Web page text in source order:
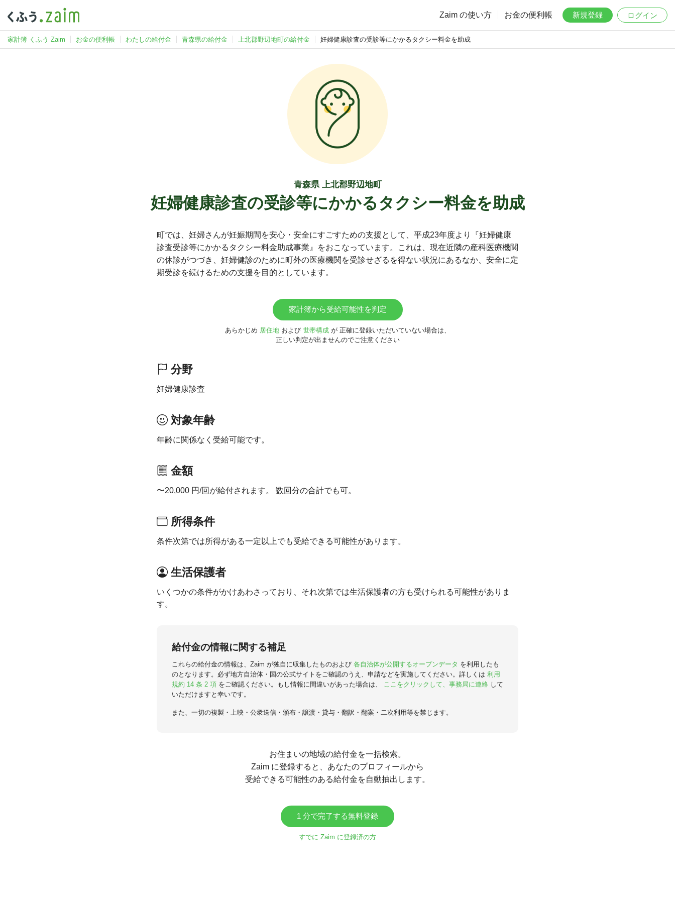
Zaim の使い方 お金の便利帳 新規登録 ログイン
家計簿 くふう Zaim お金の便利帳 わたしの給付金 青森県の給付金 上北郡野辺地町の給付金 妊婦健康診査の受診等にかかるタクシー料金を助成
青森県 上北郡野辺地町
妊婦健康診査の受診等にかかるタクシー料金を助成
町では、妊婦さんが妊娠期間を安心・安全にすごすための支援として、平成23年度より『妊婦健康
診査受診等にかかるタクシー料金助成事業』をおこなっています。これは、現在近隣の産科医療機関
の休診がつづき、妊婦健診のために町外の医療機関を受診せざるを得ない状況にあるなか、安全に定
期受診を続けるための支援を目的としています。
家計簿から受給可能性を判定
あらかじめ 居住地および 世帯構成が 正確に登録いただいていない場合は、
正しい判定が出ませんのでご注意ください
分野
妊婦健康診査
対象年齢
年齢に関係なく受給可能です。
金額
〜20,000 円/回が給付されます。 数回分の合計でも可。
所得条件
条件次第では所得がある一定以上でも受給できる可能性があります。
生活保護者
いくつかの条件がかけあわさっており、それ次第では生活保護者の方も受けられる可能性がありま
す。
給付金の情報に関する補足
これらの給付金の情報は、Zaim が独自に収集したものおよび 各自治体が公開するオープンデータ を利用したも
のとなります。必ず地方自治体・国の公式サイトをご確認のうえ、申請などを実施してください。詳しくは 利用
規約 14 条 2 項 をご確認ください。もし情報に間違いがあった場合は、 ここをクリックして、事務局に連絡 して
いただけますと幸いです。
また、一切の複製・上映・公衆送信・頒布・譲渡・貸与・翻訳・翻案・二次利用等を禁じます。
お住まいの地域の給付金を一括検索。
Zaim に登録すると、あなたのプロフィールから
受給できる可能性のある給付金を自動抽出します。
1 分で完了する無料登録
すでに Zaim に登録済の方